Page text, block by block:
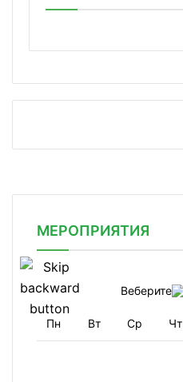
МЕРОПРИЯТИЯ
Веберите
Пн Вт Ср Чт